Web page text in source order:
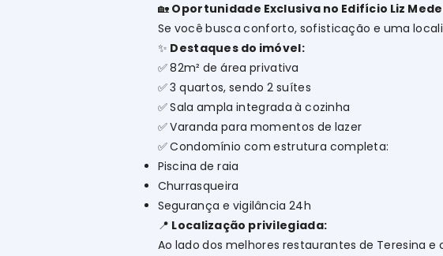
🏡 Oportunidade Exclusiva no Edifício Liz
Se você busca conforto, sofisticação e uma
✨ Destaques do imóvel:
✅ 82m² de área privativa
✅ 3 quartos, sendo 2 suítes
✅ Sala ampla integrada à cozinha
✅ Varanda para momentos de lazer
✅ Condomínio com estrutura completa:
Piscina de raia
Churrasqueira
Segurança e vigilância 24h
📍 Localização privilegiada:
Ao lado dos melhores restaurantes de Teresina